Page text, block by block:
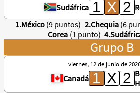
Sudáfrica
1.México (9 puntos) 2.Chequia (6
Corea (1 punto)
Grupo B
viernes, 12 de junio de
Canadá